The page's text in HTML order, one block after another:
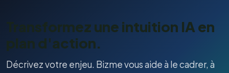
Transformez une intuition IA en
plan d'action.
Décrivez votre enjeu. Bizme vous aide à le cadrer, à